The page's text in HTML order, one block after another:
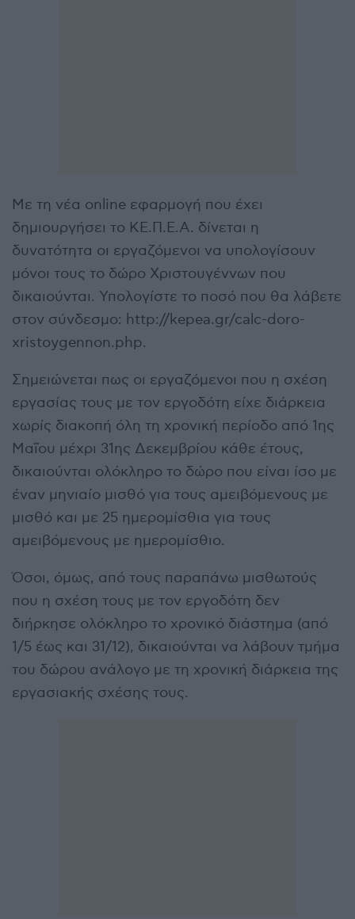
Με τη νέα online εφαρμογή που έχει
δημιουργήσει το ΚΕ.Π.Ε.Α. δίνεται η
δυνατότητα οι εργαζόμενοι να υπολογίσουν
μόνοι τους το δώρο Χριστουγέννων που
δικαιούνται. Υπολογίστε το ποσό που θα λάβετε
στον σύνδεσμο: http://kepea.gr/calc-doro-
xristoygennon.php.
Σημειώνεται πως οι εργαζόμενοι που η σχέση
εργασίας τους με τον εργοδότη είχε διάρκεια
χωρίς διακοπή όλη τη χρονική περίοδο από 1ης
Μαΐου μέχρι 31ης Δεκεμβρίου κάθε έτους,
δικαιούνται ολόκληρο το δώρο που είναι ίσο με
έναν μηνιαίο μισθό για τους αμειβόμενους με
μισθό και με 25 ημερομίσθια για τους
αμειβόμενους με ημερομίσθιο.
Όσοι, όμως, από τους παραπάνω μισθωτούς
που η σχέση τους με τον εργοδότη δεν
διήρκησε ολόκληρο το χρονικό διάστημα (από
1/5 έως και 31/12), δικαιούνται να λάβουν τμήμα
του δώρου ανάλογο με τη χρονική διάρκεια της
εργασιακής σχέσης τους.